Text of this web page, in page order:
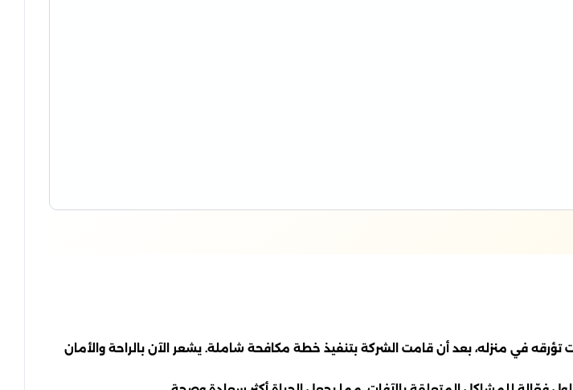
في منزله، بعد أن قامت الشركة بتنفيذ خطة مكافحة شاملة. يشعر الآن بالراحة والأمان